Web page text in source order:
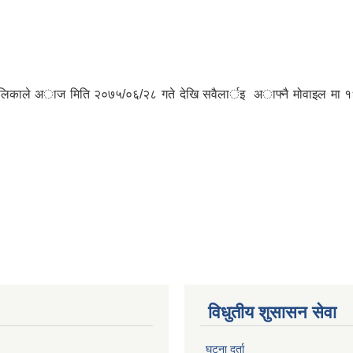
अाज मिति २०७५/०६/२८ गते देखि सवैलार्इ अाफ्नै मोवाइल मा
विधुतीय शुसासन सेवा
घटना दर्ता